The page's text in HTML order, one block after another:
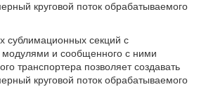
круговой поток обрабатываемого
сублимационных секций с
модулями и сообщенного с ними
транспортера позволяет создавать
круговой поток обрабатываемого